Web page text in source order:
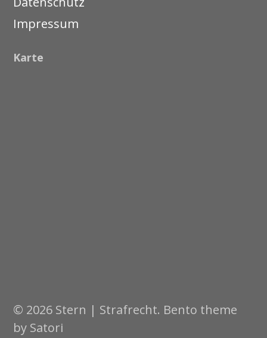
Impressum
Karte
© 2026 Stern | Strafrecht. Bento theme
by Satori